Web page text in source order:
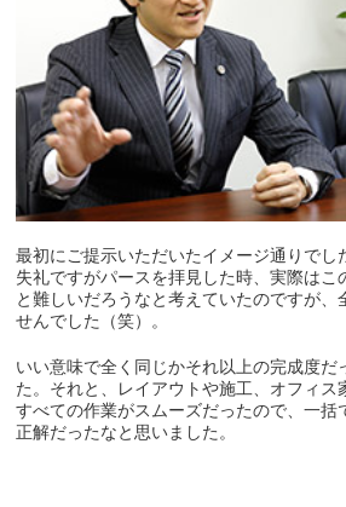
最初にご提示いただいたイメージ通りでし
失礼ですがパースを拝見した時、実際はこ
と難しいだろうなと考えていたのですが、
せんでした（笑）。
いい意味で全く同じかそれ以上の完成度だ
た。それと、レイアウトや施工、オフィス
すべての作業がスムーズだったので、一括
正解だったなと思いました。